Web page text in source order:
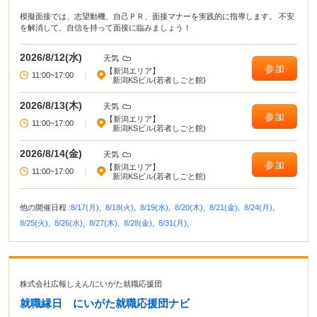
模擬面接では、志望動機、自己ＰＲ、面接マナーを実践的に指導します。 不安
を解消して、自信を持って面接に臨みましょう！
2026/8/12(水)
天気
11:00~17:00
|
【新潟エリア】
新潟KSビル(若者しごと館)
参加
2026/8/13(木)
天気
11:00~17:00
|
【新潟エリア】
新潟KSビル(若者しごと館)
参加
2026/8/14(金)
天気
11:00~17:00
|
【新潟エリア】
新潟KSビル(若者しごと館)
参加
他の開催日程 :8/17(月), 8/18(火), 8/19(水), 8/20(木), 8/21(金),
8/24(月),
8/25(火),
8/26(水), 8/27(木), 8/28(金), 8/31(月),
株式会社広報しえん/にいがた就職応援団
就職縁日 にいがた就職応援団ナビ